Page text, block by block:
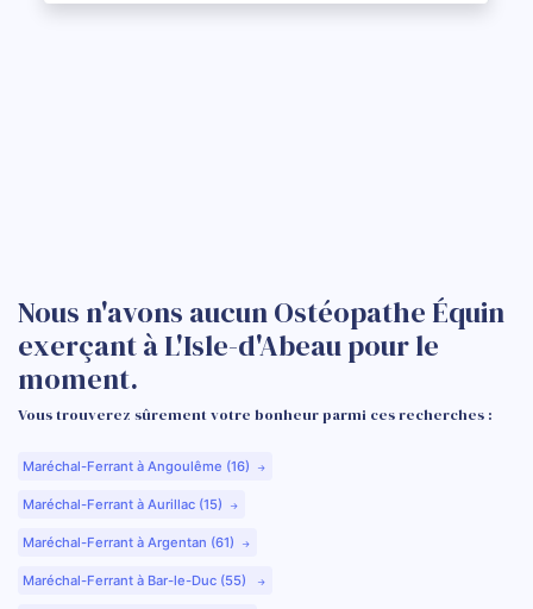
Nous n'avons aucun Ostéopathe Équin
exerçant à L'Isle-d'Abeau pour le
moment.
Vous trouverez sûrement votre bonheur parmi ces recherches :
Maréchal-Ferrant à Angoulême (16)
Maréchal-Ferrant à Aurillac (15)
Maréchal-Ferrant à Argentan (61)
Maréchal-Ferrant à Bar-le-Duc (55)